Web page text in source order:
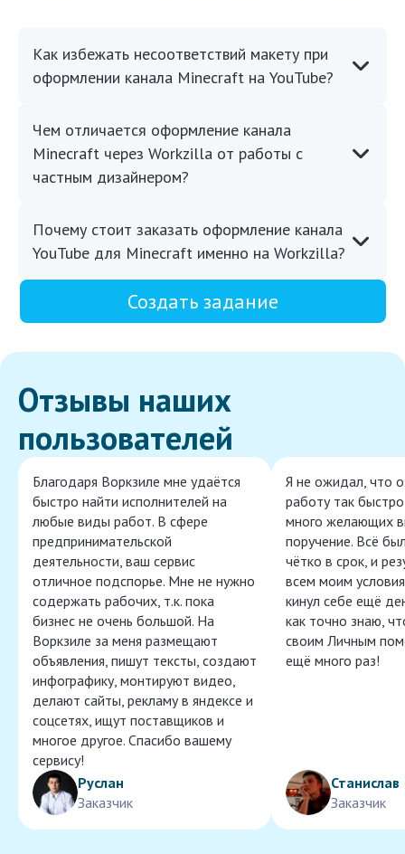
Как избежать несоответствий макету при
оформлении канала Minecraft на YouTube?
Чем отличается оформление канала
Minecraft через Workzilla от работы с
частным дизайнером?
Почему стоит заказать оформление канала
YouTube для Minecraft именно на Workzilla?
Создать задание
Отзывы наших
пользователей
Благодаря Воркзиле мне удаётся
быстро найти исполнителей на
любые виды работ. В сфере
предпринимательской
деятельности, ваш сервис
отличное подспорье. Мне не нужно
содержать рабочих, т.к. пока
бизнес не очень большой. На
Воркзиле за меня размещают
объявления, пишут тексты, создают
инфографику, монтируют видео,
делают сайты, рекламу в яндексе и
соцсетях, ищут поставщиков и
многое другое. Спасибо вашему
сервису!
Руслан
Заказчик
Я не ожидал, что
работу так
много желающих
поручение. Всё
чётко в срок, и
всем моим
кинул себе ещё
как точно знаю,
своим Личным
ещё много раз!
Станислав
Заказчик